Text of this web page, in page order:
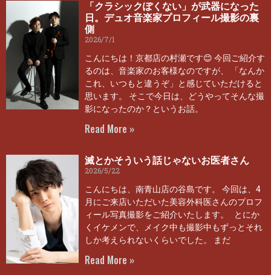
「クラシックぽくない」が武器になった
日。デュオ音楽家プロフィール撮影の裏
側
2026/7/1
こんにちは！京都店の村瀬です😊 今回ご紹介す
るのは、音楽家のお客様なのですが、 「なんか
これ、いつもと違うぞ」と感じていただけると
思います。 そこで今日は、どうやってそんな撮
影になったのか？というお話。
Read More »
滅とかそういう話じゃないお医者さん
2026/5/22
こんにちは、南青山店の谷島です。 今回は、4
月にご来店いただいた美容外科医さんのプロフ
ィール写真撮影をご紹介いたします。 とにか
くイケメンで、メイク中も撮影中もずっとそれ
しか考えられないくらいでした。 まだ
Read More »